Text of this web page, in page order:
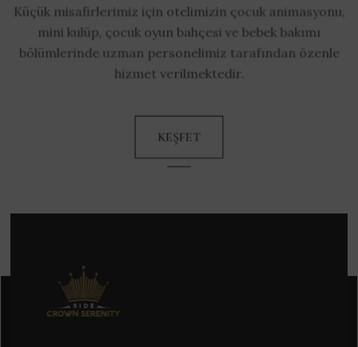
Küçük misafirlerimiz için otelimizin çocuk animasyonu,
mini kulüp, çocuk oyun bahçesi ve bebek bakımı
bölümlerinde uzman personelimiz tarafından özenle
hizmet verilmektedir.
KEŞFET